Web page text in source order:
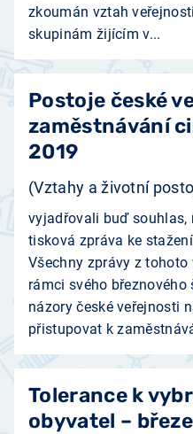
zkoumán vztah
skupinám žijícím v...
Postoje české
zaměstnávání
2019
(Vztahy a životní
vyjadřovali buď souhlas,
tisková zpráva ke
Všechny zprávy z tohoto
rámci svého
názory české veřejnosti
přistupovat k
Tolerance k
obyvatel –